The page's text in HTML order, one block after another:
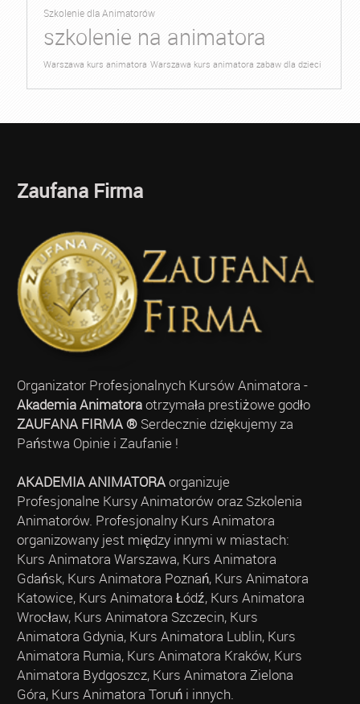
Szkolenie dla Animatorów
szkolenie na animatora
Warszawa kurs animatora Warszawa kurs animatora zabaw dla dzieci
Zaufana Firma
Organizator Profesjonalnych Kursów Animatora -
Akademia Animatoraotrzymała prestiżowe godło
ZAUFANA FIRMA ®Serdecznie dziękujemy za
Państwa Opinie i Zaufanie !
AKADEMIA ANIMATORAorganizuje
Profesjonalne Kursy Animatorów oraz Szkolenia
Animatorów. Profesjonalny Kurs Animatora
organizowany jest między innymi w miastach:
Kurs Animatora Warszawa, Kurs Animatora
Gdańsk, Kurs Animatora Poznań, Kurs Animatora
Katowice, Kurs Animatora Łódź, Kurs Animatora
Wrocław, Kurs Animatora Szczecin, Kurs
Animatora Gdynia, Kurs Animatora Lublin, Kurs
Animatora Rumia, Kurs Animatora Kraków, Kurs
Animatora Bydgoszcz, Kurs Animatora Zielona
Góra, Kurs Animatora Toruń i innych.